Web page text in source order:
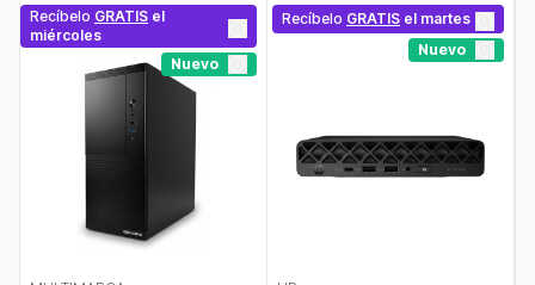
Recíbelo GRATIS el
miércoles
Nuevo
Recíbelo GRATIS el martes
Nuevo